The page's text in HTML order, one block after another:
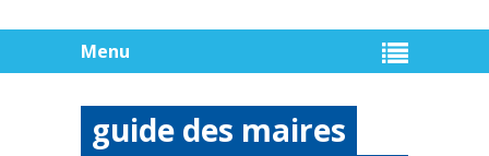
Menu
guide des maires